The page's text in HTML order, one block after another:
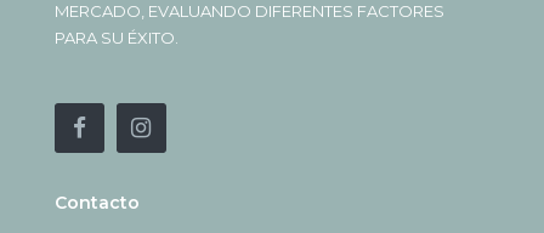
MERCADO, EVALUANDO DIFERENTES FACTORES
PARA SU ÉXITO.
Contacto